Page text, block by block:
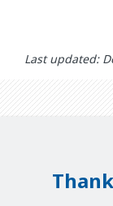
Last updated: